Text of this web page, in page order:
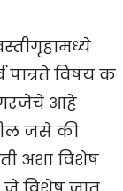
पात्रते विषय क
आहे
जसे की
अशा विशेष